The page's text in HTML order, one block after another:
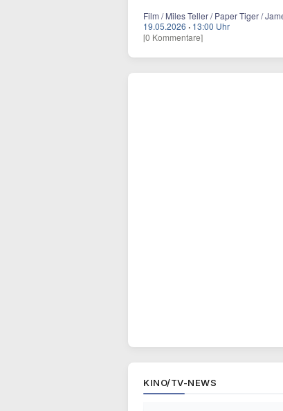
Film / Miles Teller / Paper Tiger /
19.05.2026 · 13:00 Uhr
[0 Kommentare]
KINO/TV-NEWS